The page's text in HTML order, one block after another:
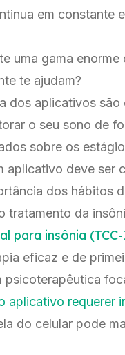
em constante
uma gama enorme
te ajudam?
dos aplicativos são
o seu sono de
sobre os
aplicativo deve ser
dos hábitos
tratamento da
para insônia
eficaz e de
psicoterapêutica
aplicativo requerer
do celular pode